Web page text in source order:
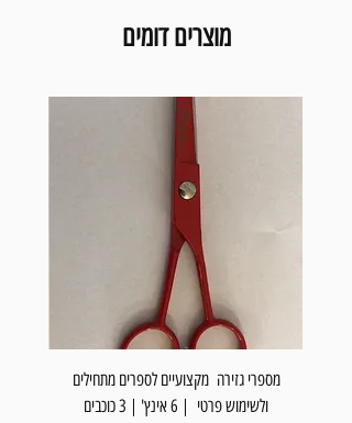
מוצרים דומים
מספרי גזירה מקצועיים לספרים מתחילים
ולשימוש פרטי | 6 אינץ' | 3 כוכבים